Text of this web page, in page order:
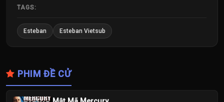
TAGS:
Esteban Esteban Vietsub
PHIM ĐỀ CỬ